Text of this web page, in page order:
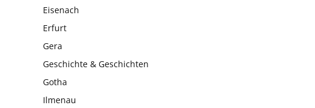
Eisenach
Erfurt
Gera
Geschichte & Geschichten
Gotha
Ilmenau